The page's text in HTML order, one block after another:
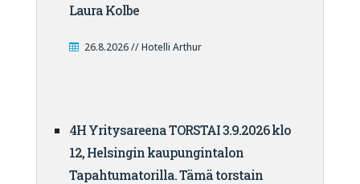
Laura Kolbe
26.8.2026 // Hotelli Arthur
4H Yritysareena TORSTAI 3.9.2026 klo
12, Helsingin kaupungintalon
Tapahtumatorilla. Tämä torstain